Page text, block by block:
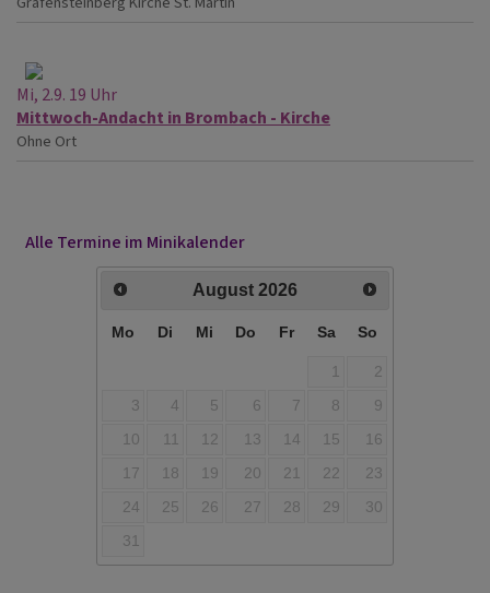
Mi, 2.9. 19 Uhr
Mittwoch-Andacht in Brombach - Kirche
Ohne Ort
Alle Termine im Minikalender
August 2026
Mo Di Mi Do Fr Sa So
1
2
3
4 5 6 7 8
9
10
11 12 13 14 15
16
17
18 19 20 21 22
23
24
25 26 27 28 29
30
31